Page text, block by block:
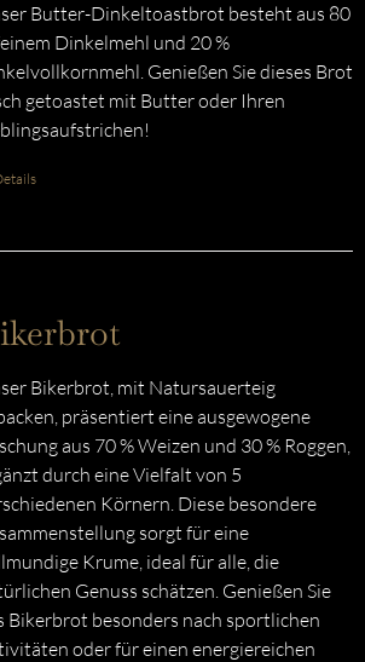
Butter-Dinkeltoastbrot besteht aus 80
Dinkelmehl und 20 %
Genießen Sie dieses Brot
getoastet mit Butter oder Ihren
Bikerbrot, mit Natursauerteig
präsentiert eine ausgewogene
aus 70 % Weizen und 30 % Roggen,
durch eine Vielfalt von 5
Körnern. Diese besondere
sorgt für eine
Krume, ideal für alle, die
Genuss schätzen. Genießen Sie
Bikerbrot besonders nach sportlichen
oder für einen energiereichen